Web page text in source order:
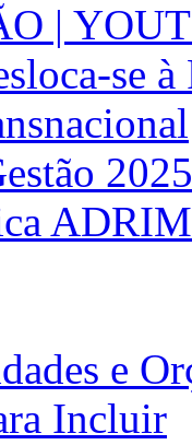
|
se
2025
e
Incluir